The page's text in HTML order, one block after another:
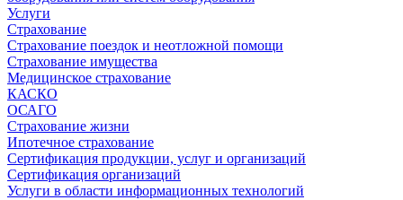
Услуги
Страхование
Страхование поездок и неотложной помощи
Страхование имущества
Медицинское страхование
КАСКО
ОСАГО
Страхование жизни
Ипотечное страхование
Сертификация продукции, услуг и организаций
Сертификация организаций
Услуги в области информационных технологий